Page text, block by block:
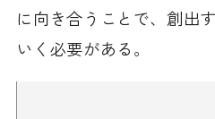
に向き合うことで、創出
いく必要がある。